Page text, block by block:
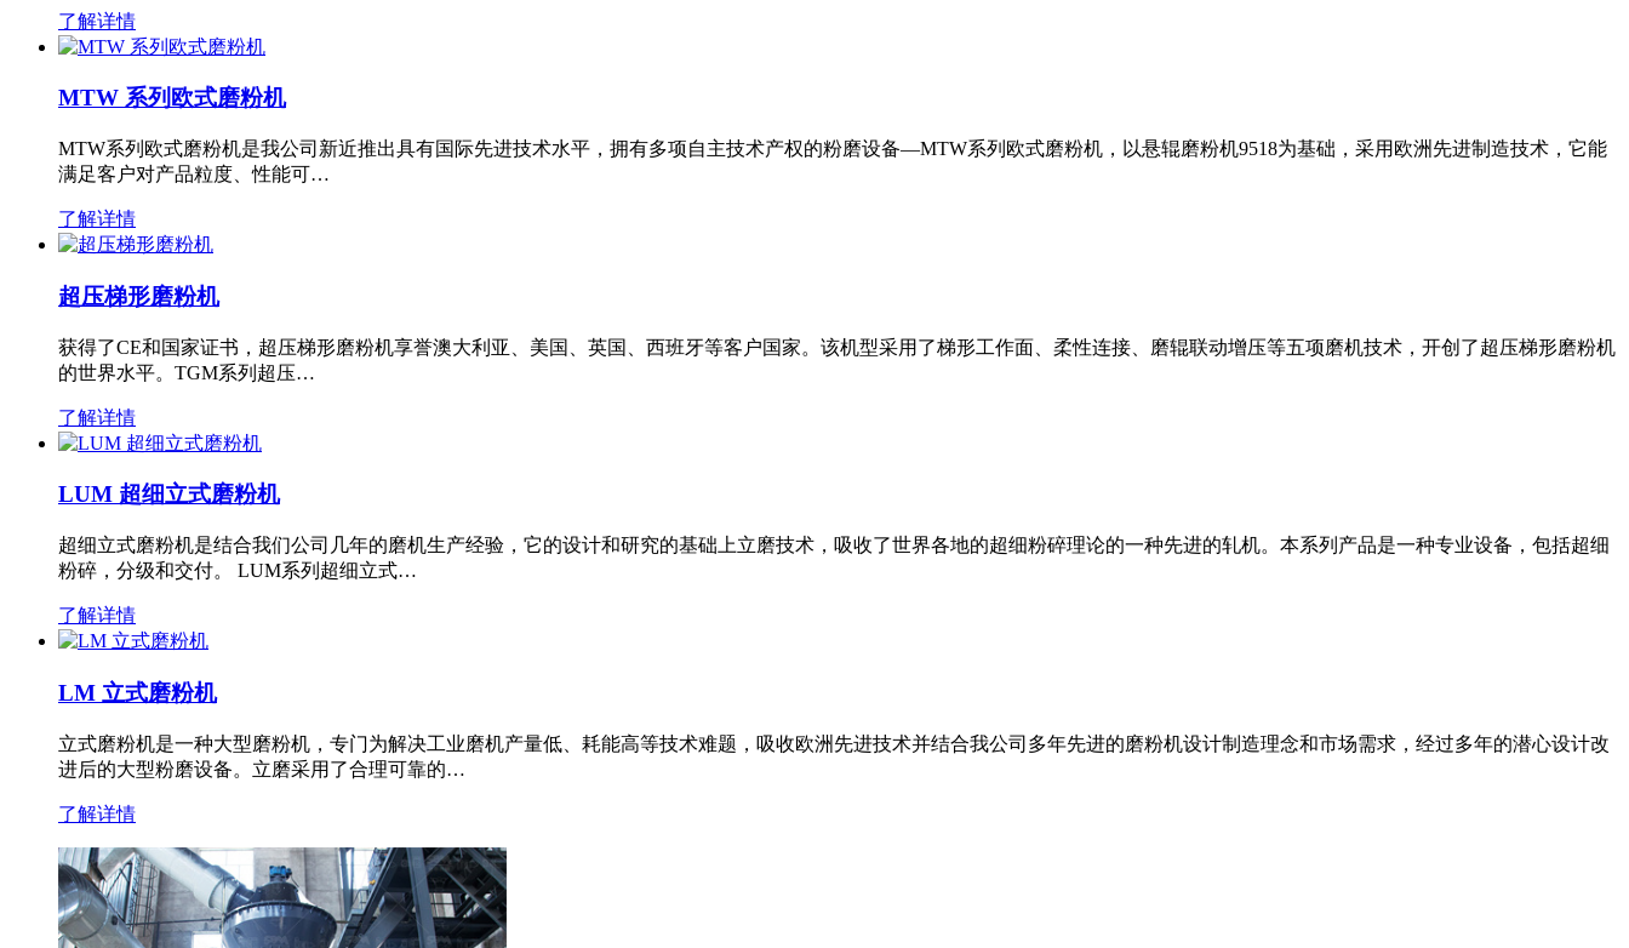
了解详情
MTW 系列欧式磨粉机
MTW系列欧式磨粉机是我公司新近推出具有国际先进技术水平，拥有多项自主技术产权的粉磨设备—MTW系列欧式磨粉机，以悬辊磨粉机9518为基础，采用欧洲先进制造技术，它能
满足客户对产品粒度、性能可…
了解详情
超压梯形磨粉机
获得了CE和国家证书，超压梯形磨粉机享誉澳大利亚、美国、英国、西班牙等客户国家。该机型采用了梯形工作面、柔性连接、磨辊联动增压等五项磨机技术，开创了超压梯形磨粉机
的世界水平。TGM系列超压…
了解详情
LUM 超细立式磨粉机
超细立式磨粉机是结合我们公司几年的磨机生产经验，它的设计和研究的基础上立磨技术，吸收了世界各地的超细粉碎理论的一种先进的轧机。本系列产品是一种专业设备，包括超细
粉碎，分级和交付。 LUM系列超细立式…
了解详情
LM 立式磨粉机
立式磨粉机是一种大型磨粉机，专门为解决工业磨机产量低、耗能高等技术难题，吸收欧洲先进技术并结合我公司多年先进的磨粉机设计制造理念和市场需求，经过多年的潜心设计改
进后的大型粉磨设备。立磨采用了合理可靠的…
了解详情